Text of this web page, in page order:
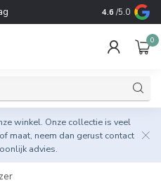
Duurzame &
4.6 /5.0
0
winkel. Onze collectie is veel
maat, neem dan gerust contact
advies.